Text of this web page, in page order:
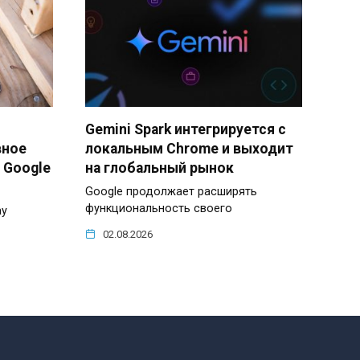
Google
Gemini Spark интегрируется с
локальным Chrome и выходит
на глобальный рынок
Google продолжает расширять
функциональность своего
02.08.2026